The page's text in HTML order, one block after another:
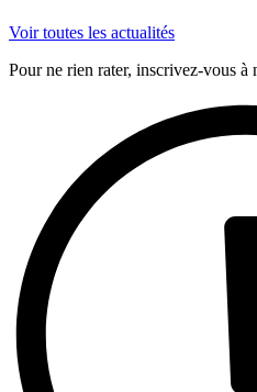
Voir toutes les actualités
Pour ne rien rater, inscrivez-vous à